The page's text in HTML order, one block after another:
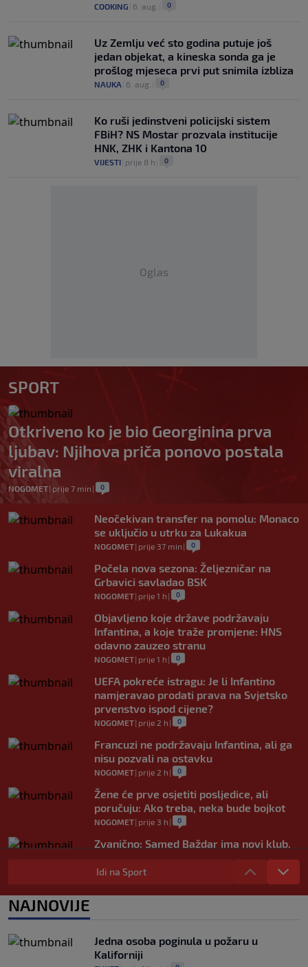
COOKING 6. aug. 0
Uz Zemlju već sto godina putuje još
jedan objekat, a kineska sonda ga je
prošlog mjeseca prvi put snimila izbliza
NAUKA 6. aug. 0
Ko ruši jedinstveni policijski sistem
FBiH? NS Mostar prozvala institucije
HNK, ZHK i Kantona 10
VIJESTI prije 8 h 0
Oglas
SPORT
Otkriveno ko je bio Georginina prva
ljubav: Njihova priča ponovo postala
viralna
NOGOMET| prije 7 min | 0
Neočekivan transfer na pomolu: Monaco
se uključio u utrku za Lukakua
NOGOMET| prije 37 min | 0
Počela nova sezona: Željezničar na
Grbavici savladao BSK
NOGOMET| prije 1 h | 0
Objavljeno koje države podržavaju
Infantina, a koje traže promjene: HNS
odavno zauzeo stranu
NOGOMET| prije 1 h | 0
UEFA pokreće istragu: Je li Infantino
namjeravao prodati prava na Svjetsko
prvenstvo ispod cijene?
NOGOMET| prije 2 h | 0
Francuzi ne podržavaju Infantina, ali ga
nisu pozvali na ostavku
NOGOMET| prije 2 h | 0
Žene će prve osjetiti posljedice, ali
poručuju: Ako treba, neka bude bojkot
NOGOMET| prije 3 h | 0
Zvanično: Samed Baždar ima novi klub,
zadužio broj sa velikom "težinom"
NOGOMET|prije 5 h
Prije nekoliko godina zaludjela je
Idi na Sport
NAJNOVIJE
Jedna osoba poginula u požaru u
Kaliforniji